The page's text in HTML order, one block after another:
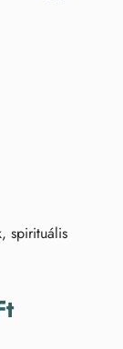
spirituális
Current